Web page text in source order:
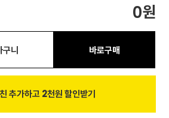
0원
구니 바로구매
추가하고 2천원 할인받기